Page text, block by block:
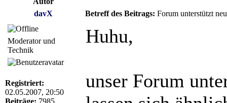
davX
Betreff des Beitrags: Forum unterstützt
Moderator und
Technik
Registriert:
02.05.2007, 20:50
Beiträge: 7985
Huhu,
unser Forum